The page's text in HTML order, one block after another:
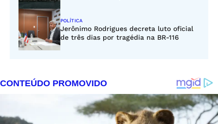
POLÍTICA
Jerônimo Rodrigues decreta luto oficial
de três dias por tragédia na BR-116